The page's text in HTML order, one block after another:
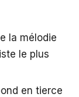
la mélodie
le plus
en tierce